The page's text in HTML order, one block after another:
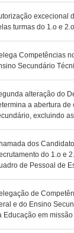
excecional
turmas do 1.o e
Competências
Secundário
alteração do
a abertura
excluindo
dos
do 1.o e
de Pessoal de
de
e do Ensino
Educação em